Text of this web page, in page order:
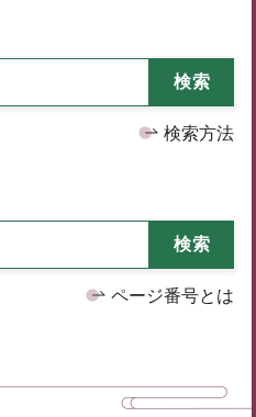
検索方法
ページ番号とは